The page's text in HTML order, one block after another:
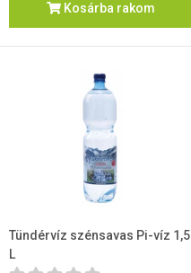
Kosárba rakom
Tündérvíz szénsavas Pi-víz 1,5
L